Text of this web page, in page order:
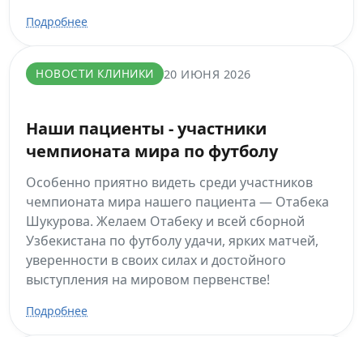
Подробнее
НОВОСТИ КЛИНИКИ 20 ИЮНЯ 2026
Наши пациенты - участники
чемпионата мира по футболу
Особенно приятно видеть среди участников
чемпионата мира нашего пациента — Отабека
Шукурова. Желаем Отабеку и всей сборной
Узбекистана по футболу удачи, ярких матчей,
уверенности в своих силах и достойного
выступления на мировом первенстве!
Подробнее